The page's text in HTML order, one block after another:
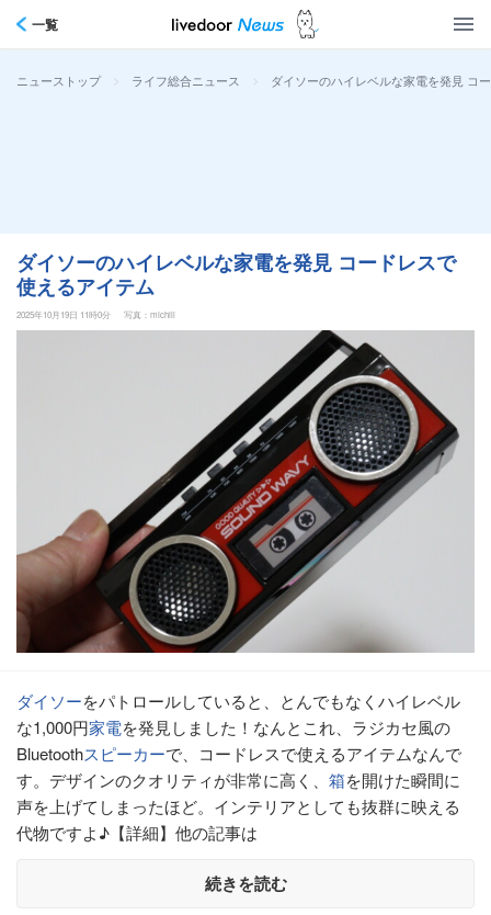
一覧
ニューストップ > ライフ総合ニュース > ダイソーのハイレベルな家電を発見 コ
ダイソーのハイレベルな家電を発見 コードレスで
使えるアイテム
2025年10月19日 11時0分 写真：michill
ダイソーをパトロールしていると、とんでもなくハイレベル
な1,000円家電を発見しました！なんとこれ、ラジカセ風の
Bluetoothスピーカーで、コードレスで使えるアイテムなんで
す。デザインのクオリティが非常に高く、 箱を開けた瞬間に
声を上げてしまったほど。インテリアとしても抜群に映える
代物ですよ♪【詳細】他の記事は
続きを読む